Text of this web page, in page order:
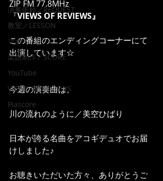
演奏依頼／REQUEST
教室／LESSON
マポイ
楽譜制作／SCORE
YouTube
VIEWS OF REVIEWS
Piascore
ZIP FM 77.8MHz
『VIEWS OF REVIEWS』
この番組のエンディングコーナーにて
出演しています☆
今週の演奏曲は、
川の流れのように／美空ひばり
日本が誇る名曲をアコギデュオでお届
けしました♪
お聴きいただいた方々、ありがとうご